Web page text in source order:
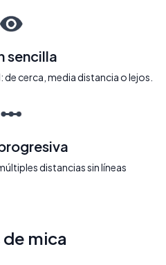
sencilla
cerca, media distancia o lejos.
distancias sin líneas
mica